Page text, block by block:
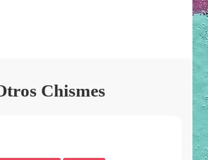
Chismes